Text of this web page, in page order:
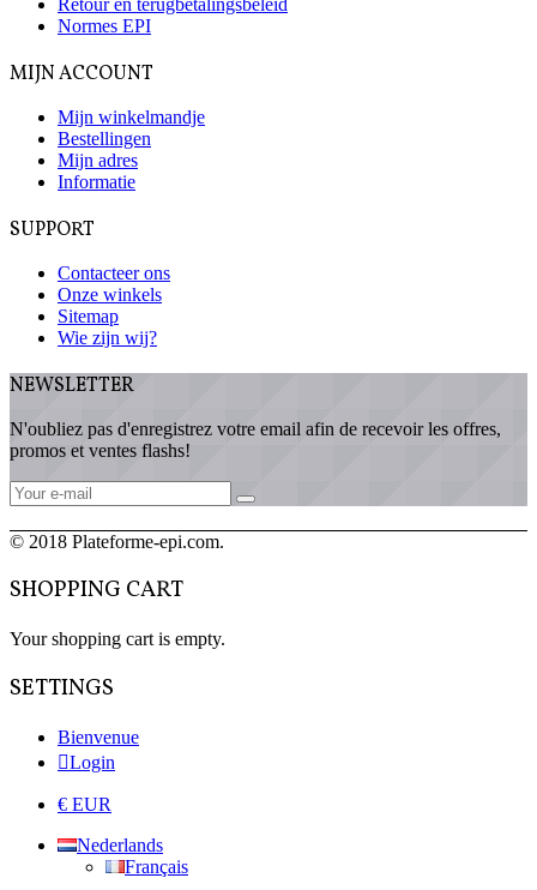
Normes EPI
MIJN ACCOUNT
Mijn winkelmandje
Bestellingen
Mijn adres
Informatie
SUPPORT
Contacteer ons
Onze winkels
Sitemap
Wie zijn wij?
NEWSLETTER
N'oubliez pas d'enregistrez votre email afin de recevoir les offres,
promos et ventes flashs!
© 2018 Plateforme-epi.com.
SHOPPING CART
Your shopping cart is empty.
SETTINGS
Bienvenue
Login
€ EUR
Nederlands
Français